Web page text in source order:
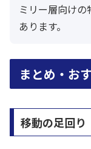
ミリー層向け
あります。
まとめ・お
移動の足回り